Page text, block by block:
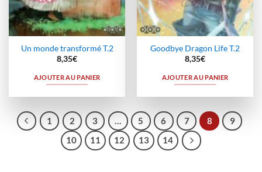
Un monde transformé T.2
8,35€
AJOUTER AU PANIER
Goodbye Dragon Life T.2
8,35€
AJOUTER AU PANIER
1 2 3 5 6 7 8
9
10
11 12 13 14